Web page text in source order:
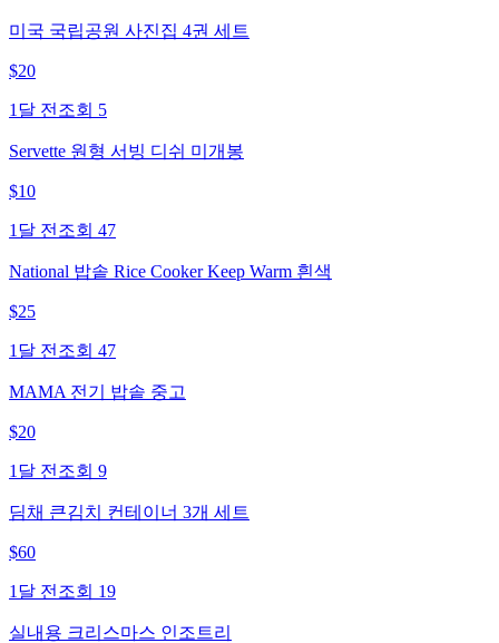
미국 국립공원 사진집 4권 세트
$20
1달 전 조회 5
Servette 원형 서빙 디쉬 미개봉
$10
1달 전 조회 47
National 밥솥 Rice Cooker Keep Warm 흰색
$25
1달 전 조회 47
MAMA 전기 밥솥 중고
$20
1달 전 조회 9
딤채 큰김치 컨테이너 3개 세트
$60
1달 전 조회 19
실내용 크리스마스 인조트리